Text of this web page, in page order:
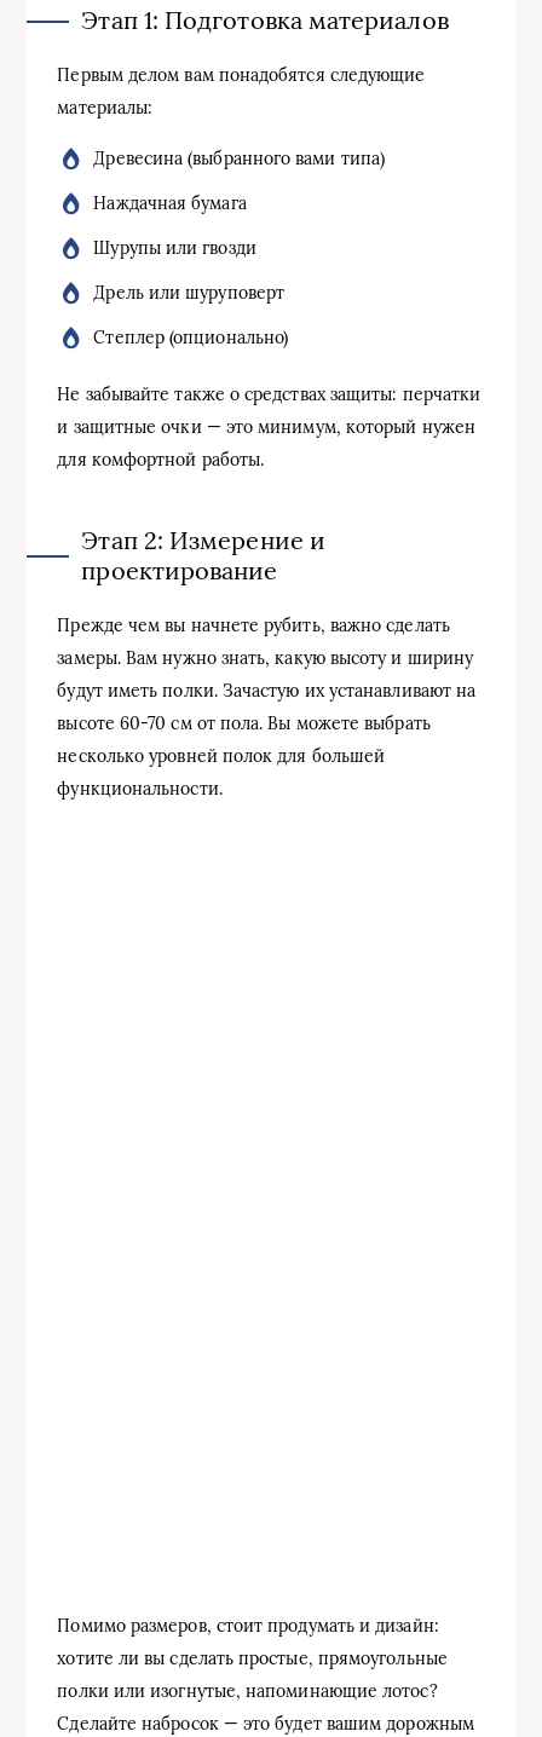
Этап 1: Подготовка материалов
Первым делом вам понадобятся следующие
материалы:
Древесина (выбранного вами типа)
Наждачная бумага
Шурупы или гвозди
Дрель или шуруповерт
Степлер (опционально)
Не забывайте также о средствах защиты: перчатки
и защитные очки — это минимум, который нужен
для комфортной работы.
Этап 2: Измерение и
проектирование
Прежде чем вы начнете рубить, важно сделать
замеры. Вам нужно знать, какую высоту и ширину
будут иметь полки. Зачастую их устанавливают на
высоте 60-70 см от пола. Вы можете выбрать
несколько уровней полок для большей
функциональности.
Помимо размеров, стоит продумать и дизайн:
хотите ли вы сделать простые, прямоугольные
полки или изогнутые, напоминающие лотос?
Сделайте набросок — это будет вашим дорожным